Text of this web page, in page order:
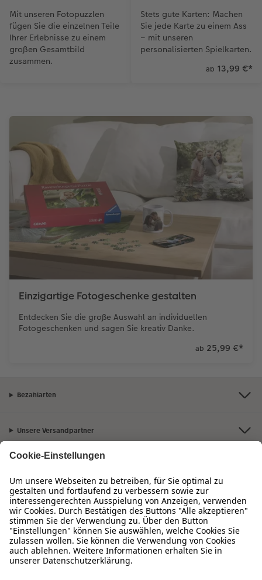
Mit unseren Fotopuzzlen
fügen Sie die einzelnen Teile
Ihrer Erlebnisse zu einem
großen Gesamtbild
zusammen.
Stets gute Karten: Machen
Sie jede Karte zu einem Ass
– mit unseren
personalisierten Spielkarten.
ab 13,99 €*
Einzigartige Fotogeschenke gestalten
Entdecken Sie die große Auswahl an individuellen
Fotogeschenken und sagen Sie kreativ Danke.
ab 25,99 €*
Bezahlarten
Unsere Versandpartner
Zertifizierungen & Initiativen
Hartlauer Foto World